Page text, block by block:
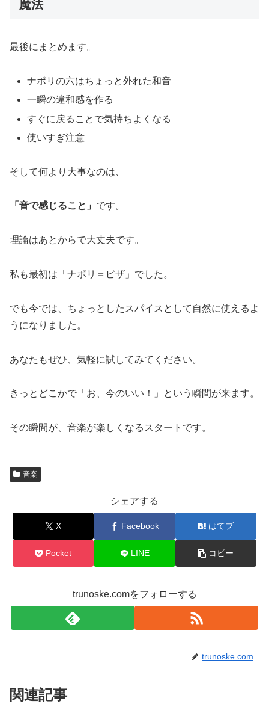
魔法
最後にまとめます。
ナポリの六はちょっと外れた和音
一瞬の違和感を作る
すぐに戻ることで気持ちよくなる
使いすぎ注意
そして何より大事なのは、
「音で感じること」 です。
理論はあとからで大丈夫です。
私も最初は「ナポリ＝ピザ」でした。
でも今では、ちょっとしたスパイスとして自然に使えるよ
うになりました。
あなたもぜひ、気軽に試してみてください。
きっとどこかで「お、今のいい！」という瞬間が来ます。
その瞬間が、音楽が楽しくなるスタートです。
音楽
シェアする
X Facebook はてブ
Pocket LINE コピー
trunoske.comをフォローする
trunoske.com
関連記事